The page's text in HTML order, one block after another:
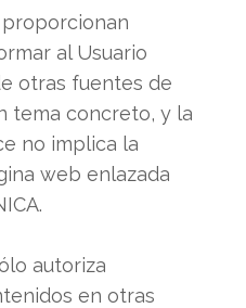
proporcionan
al Usuario
otras fuentes de
tema concreto, y la
no implica la
web enlazada
autoriza
en otras